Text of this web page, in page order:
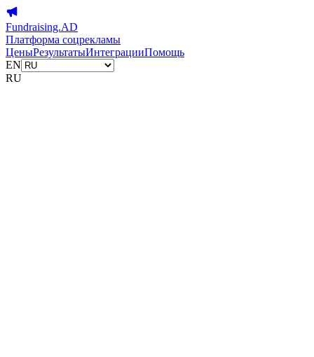
Fundraising.AD
Платформа соцрекламы
ЦеныРезультатыИнтеграцииПомощь
EN
RU